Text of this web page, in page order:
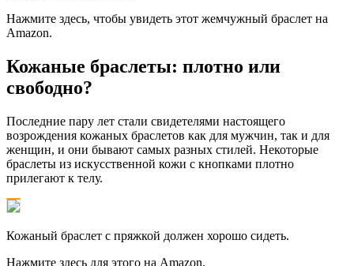
Нажмите здесь, чтобы увидеть этот жемчужный браслет на
Amazon.
Кожаные браслеты: плотно или
свободно?
Последние пару лет стали свидетелями настоящего
возрождения кожаных браслетов как для мужчин, так и для
женщин, и они бывают самых разных стилей. Некоторые
браслеты из искусственной кожи с кнопками плотно
прилегают к телу.
Кожаный браслет с пряжкой должен хорошо сидеть.
Нажмите здесь для этого на Amazon.